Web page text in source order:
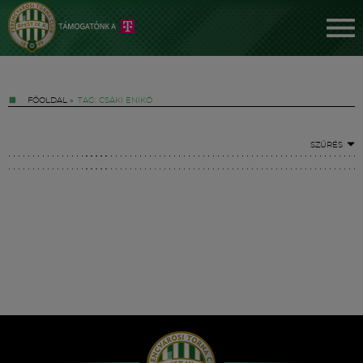
FŐOLDAL » TAG: CSÁKI ENIKŐ
SZŰRÉS
Hírek